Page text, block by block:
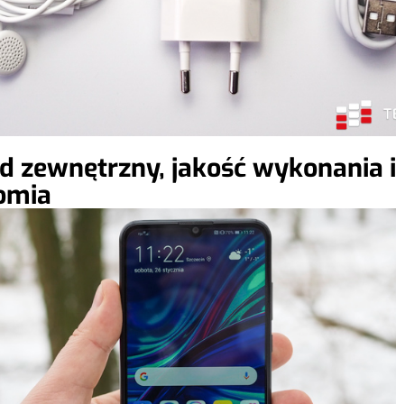
zewnętrzny, jakość wykonania i